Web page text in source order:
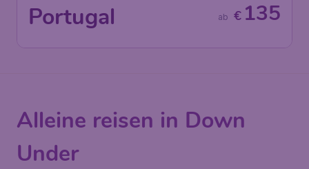
Portugal € 135
ab
Alleine reisen in Down
Under